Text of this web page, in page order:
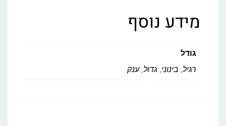
מידע נוסף
גודל
רגיל, בינוני, גדול, ענק